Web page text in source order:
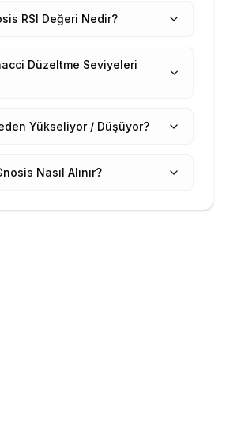
RSI Değeri Nedir?
Düzeltme Seviyeleri
Yükseliyor / Düşüyor?
Nasıl Alınır?